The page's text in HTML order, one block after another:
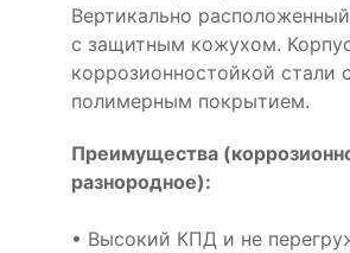
Вертикально
с защитным кожухом.
коррозионностойкой стали с
полимерным покрытием.
Преимущества
разнородное):
• Высокий КПД и не